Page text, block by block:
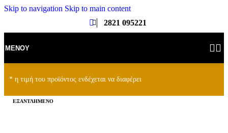
Skip to navigation Skip to main content
2821 095221
ΜΕΝΟΎ
* η τιμή του προϊόντος ενδέχεται να διαφέρει
ΕΞΑΝΤΛΗΜΈΝΟ